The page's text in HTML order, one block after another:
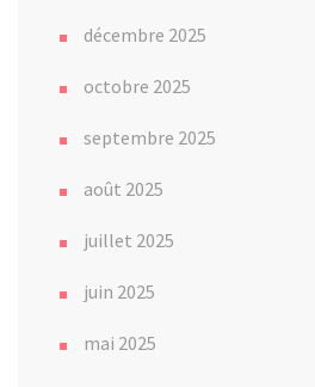
décembre 2025
octobre 2025
septembre 2025
août 2025
juillet 2025
juin 2025
mai 2025